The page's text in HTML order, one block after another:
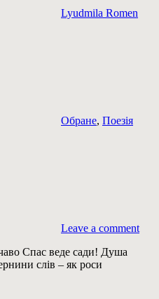
Lyudmila Romen
Обране, Поезія
Leave a comment
Спас веде сади! Душа
слів – як роси